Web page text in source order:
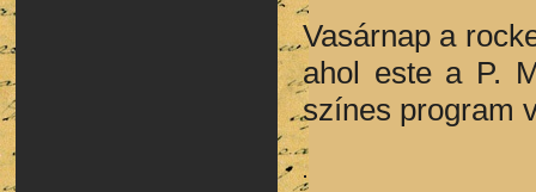
Vasárnap a
ahol este a P.
színes program